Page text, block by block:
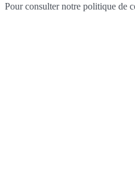
Pour consulter notre politique de